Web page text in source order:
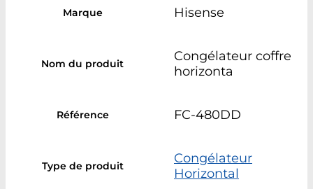
Marque Hisense
Nom du produit
Congélateur coffre
horizonta
Référence FC-480DD
Type de produit
Congélateur
Horizontal